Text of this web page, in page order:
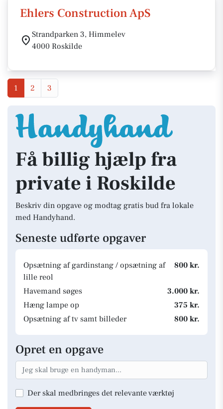
Ehlers Construction ApS
Strandparken 3, Himmelev
4000 Roskilde
1 2 3
Få billig hjælp fra
private i Roskilde
Beskriv din opgave og modtag gratis bud fra lokale
med Handyhand.
Seneste udførte opgaver
Opsætning af gardinstang / opsætning af
lille reol
800 kr.
Havemand søges
3.000 kr.
Hæng lampe op
375 kr.
Opsætning af tv samt billeder
800 kr.
Opret en opgave
Der skal medbringes det relevante værktøj